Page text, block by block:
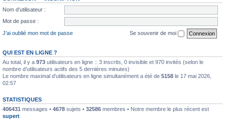
Nom d’utilisateur :
Mot de passe :
J’ai oublié mon mot de passe
Se souvenir de moi
QUI EST EN LIGNE ?
Au total, il y a 973 utilisateurs en ligne :: 3 inscrits, 0 invisible et 970 invités (selon le
nombre d’utilisateurs actifs des 5 dernières minutes)
Le nombre maximal d’utilisateurs en ligne simultanément a été de 5158 le 17 mai 2026,
02:57
STATISTIQUES
406431 messages • 4678 sujets • 32586 membres • Notre membre le plus récent est
supert